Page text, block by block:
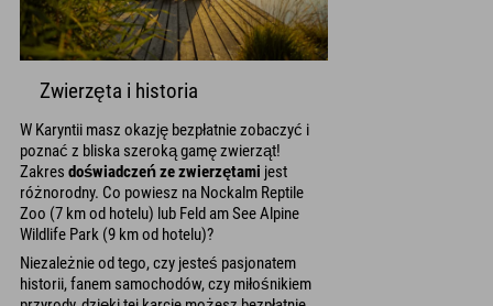
Zwierzęta i historia
W Karyntii masz okazję bezpłatnie zobaczyć i
poznać z bliska szeroką gamę zwierząt!
Zakres doświadczeń ze zwierzętami jest
różnorodny. Co powiesz na Nockalm Reptile
Zoo (7 km od hotelu) lub Feld am See Alpine
Wildlife Park (9 km od hotelu)?
Niezależnie od tego, czy jesteś pasjonatem
historii, fanem samochodów, czy miłośnikiem